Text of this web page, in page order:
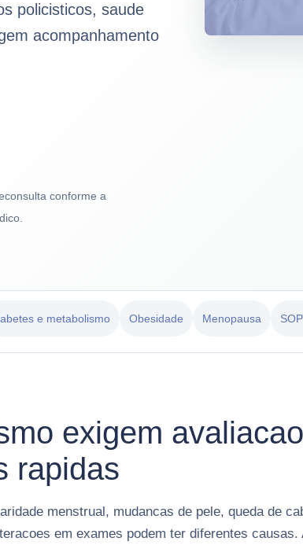
policisticos, saude
acompanhamento
conforme a
e metabolismo Obesidade Menopausa
exigem avaliacao
rapidas
menstrual, mudancas de pele, queda de
em exames podem ter diferentes causas.